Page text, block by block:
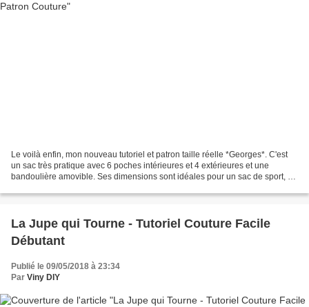
Le voilà enfin, mon nouveau tutoriel et patron taille réelle *Georges*. C'est
un sac très pratique avec 6 poches intérieures et 4 extérieures et une
bandoulière amovible. Ses dimensions sont idéales pour un sac de sport, de
La Jupe qui Tourne - Tutoriel Couture Facile
Débutant
Publié le 09/05/2018 à 23:34
Par Viny DIY